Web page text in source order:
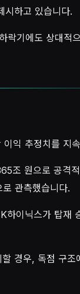
시하고 있습니다.
기에도 상대적
익 추정치를 지
조 원으로 공격
관측했습니다.
이닉스가 탑재
경우, 독점 구조